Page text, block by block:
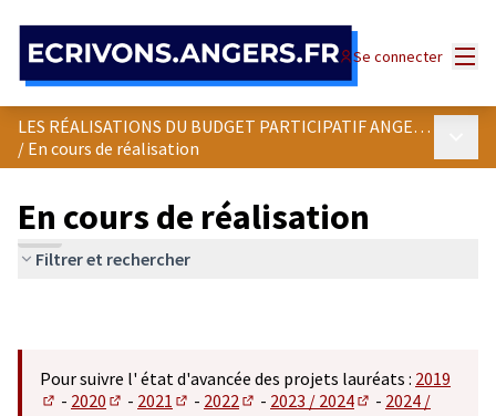
Se connecter
LES RÉALISATIONS DU BUDGET PARTICIPATIF ANGEVIN
/ En cours de réalisation
En cours de réalisation
Filtrer et rechercher
Pour suivre l' état d'avancée des projets lauréats : 2019
- 2020 - 2021 - 2022 - 2023 / 2024 - 2024 /